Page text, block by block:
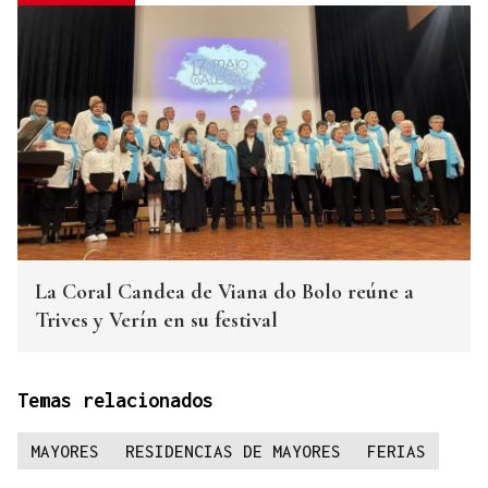
La Coral Candea de Viana do Bolo reúne a
Trives y Verín en su festival
Temas relacionados
MAYORES RESIDENCIAS DE MAYORES FERIAS